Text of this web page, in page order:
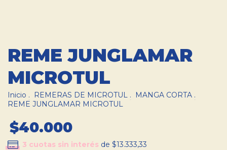
REME JUNGLAMAR
MICROTUL
Inicio . REMERAS DE MICROTUL . MANGA CORTA .
REME JUNGLAMAR MICROTUL
$40.000
3 cuotas sin interés de $13.333,33